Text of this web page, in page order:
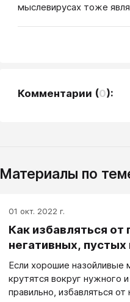
мыслевирусах тоже
Комментарии (0):
Материалы по
01 окт. 2022 г.
Как избавляться от
негативных,
Если хорошие назойливые
крутятся вокруг нужного
правильно, избавляться от